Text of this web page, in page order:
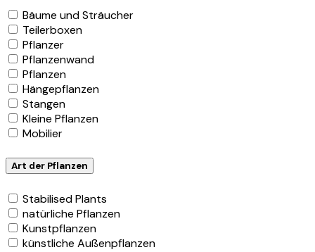
Bäume und Sträucher
Teilerboxen
Pflanzer
Pflanzenwand
Pflanzen
Hängepflanzen
Stangen
Kleine Pflanzen
Mobilier
Art der Pflanzen
Stabilised Plants
natürliche Pflanzen
Kunstpflanzen
künstliche Außenpflanzen